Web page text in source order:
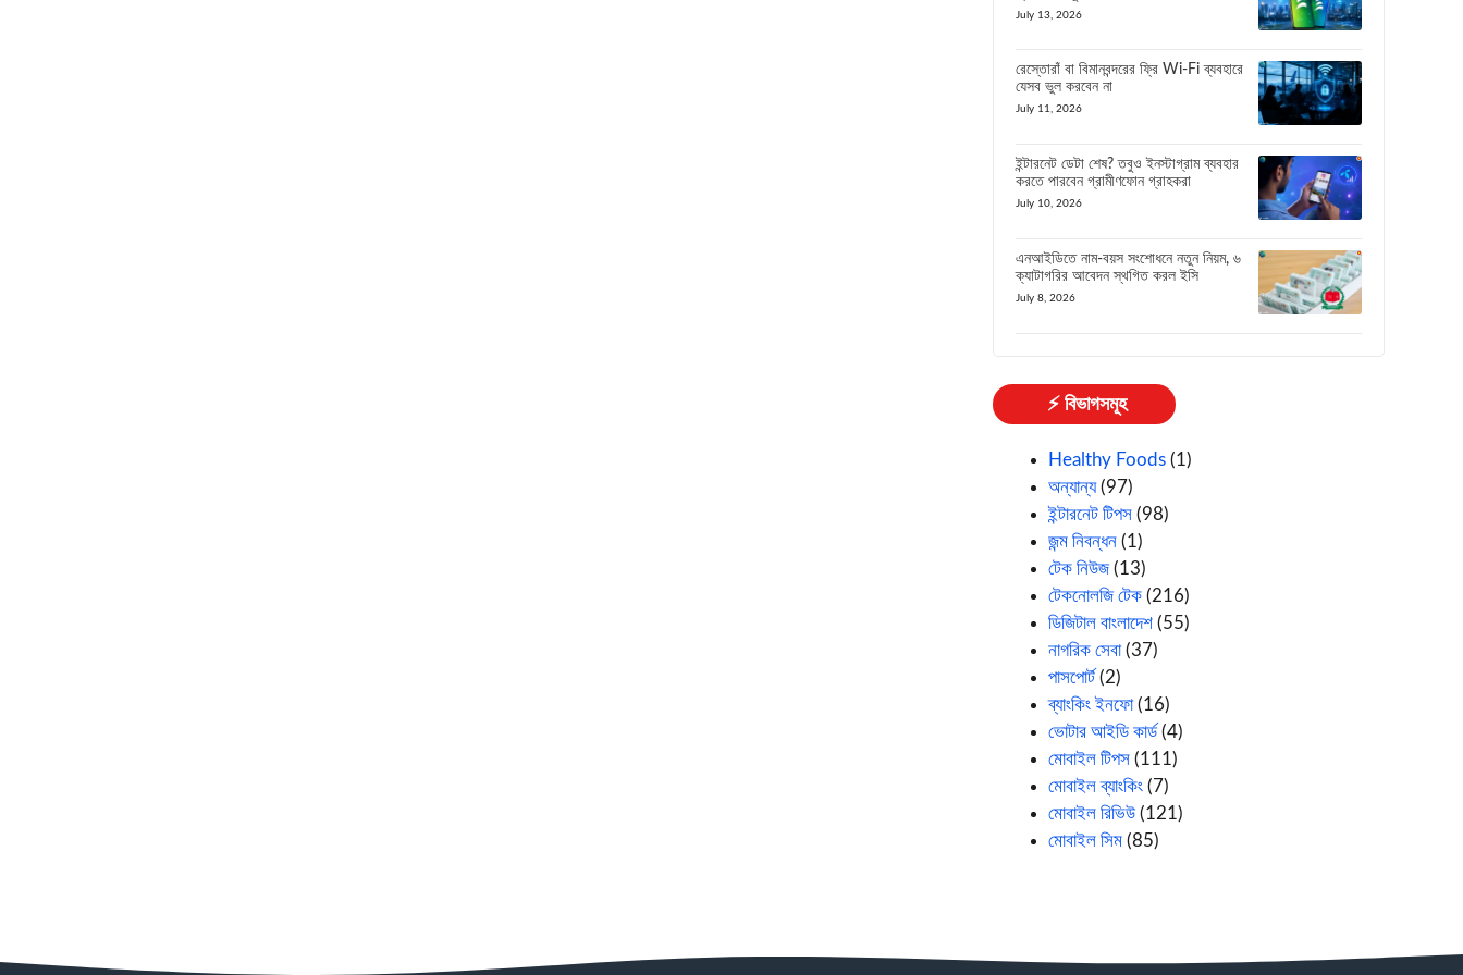
July 13, 2026
রেস্তোরাঁ বা বিমানবন্দরের ফ্রি Wi-Fi ব্যবহারে
যেসব ভুল করবেন না
July 11, 2026
ইন্টারনেট ডেটা শেষ? তবুও ইনস্টাগ্রাম ব্যবহার
করতে পারবেন গ্রামীণফোন গ্রাহকরা
July 10, 2026
এনআইডিতে নাম-বয়স সংশোধনে নতুন নিয়ম, ৬
ক্যাটাগরির আবেদন স্থগিত করল ইসি
July 8, 2026
⚡ বিভাগসমূহ
Healthy Foods (1)
অন্যান্য(97)
ইন্টারনেট টিপস (98)
জন্ম নিবন্ধন (1)
টেক নিউজ(13)
টেকনোলজি টেক (216)
ডিজিটাল বাংলাদেশ (55)
নাগরিক সেবা(37)
পাসপোর্ট (2)
ব্যাংকিং ইনফো(16)
ভোটার আইডি কার্ড (4)
মোবাইল টিপস (111)
মোবাইল ব্যাংকিং (7)
মোবাইল রিভিউ (121)
মোবাইল সিম (85)